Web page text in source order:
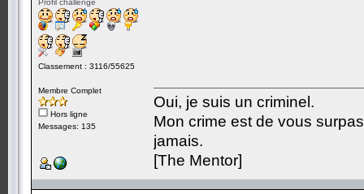
Profil challenge
Classement : 3116/55625
Membre Complet
Hors ligne
Messages: 135
Oui, je suis un criminel.
Mon crime est de vous
jamais.
[The Mentor]